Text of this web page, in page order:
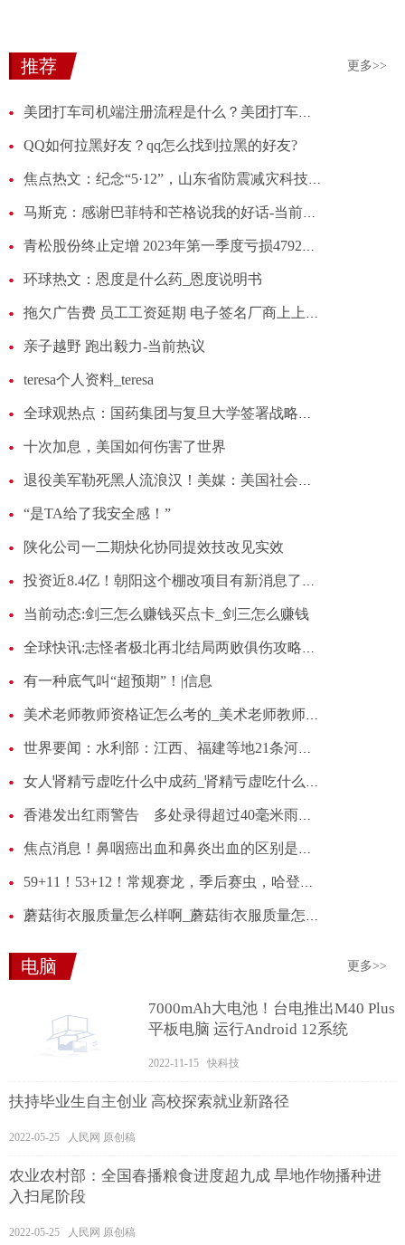
推荐 更多>>
美团打车司机端注册流程是什么？美团打车需要什么条件可以加入？
QQ如何拉黑好友？qq怎么找到拉黑的好友?
焦点热文：纪念“5·12”，山东省防震减灾科技园举办开放日活动
马斯克：感谢巴菲特和芒格说我的好话-当前时讯
青松股份终止定增 2023年第一季度亏损4792万元
环球热文：恩度是什么药_恩度说明书
拖欠广告费 员工工资延期 电子签名厂商上上签掉队的原因 世界微速讯
亲子越野 跑出毅力-当前热议
teresa个人资料_teresa
全球观热点：国药集团与复旦大学签署战略合作框架协议
十次加息，美国如何伤害了世界
退役美军勒死黑人流浪汉！美媒：美国社会对黑人的暴力刻板印象根深蒂固 每日热点
“是TA给了我安全感！”
陕化公司一二期炔化协同提效技改见实效
投资近8.4亿！朝阳这个棚改项目有新消息了！-焦点信息
当前动态:剑三怎么赚钱买点卡_剑三怎么赚钱
全球快讯:志怪者极北再北结局两败俱伤攻略一览
有一种底气叫“超预期”！|信息
美术老师教师资格证怎么考的_美术老师教师资格证怎么考
世界要闻：水利部：江西、福建等地21条河流发生超警以上洪水
女人肾精亏虚吃什么中成药_肾精亏虚吃什么中成药
香港发出红雨警告 多处录得超过40毫米雨量_天天新消息
焦点消息！鼻咽癌出血和鼻炎出血的区别是什么_鼻咽癌出血和鼻炎出血的区别
59+11！53+12！常规赛龙，季后赛虫，哈登终究还是错付了 全球通讯
蘑菇街衣服质量怎么样啊_蘑菇街衣服质量怎么样
电脑 更多>>
7000mAh大电池！台电推出M40 Plus
平板电脑 运行Android 12系统
2022-11-15 快科技
扶持毕业生自主创业 高校探索就业新路径
2022-05-25 人民网 原创稿
农业农村部：全国春播粮食进度超九成 旱地作物播种进
入扫尾阶段
2022-05-25 人民网 原创稿